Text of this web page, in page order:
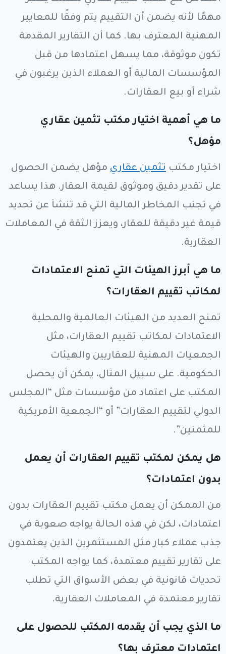
مهمًا لأنه يضمن أن التقييم يتم وفقًا للمعايير
المهنية المعترف بها. كما أن التقارير المقدمة
تكون موثوقة، مما يسهل اعتمادها من قبل
المؤسسات المالية أو العملاء الذين يرغبون في
شراء أو بيع العقارات.
ما هي أهمية اختيار مكتب تثمين عقاري
مؤهل؟
اختيار مكتب تثمين عقاري مؤهل يضمن الحصول
على تقدير دقيق وموثوق لقيمة العقار. هذا يساعد
في تجنب المخاطر المالية التي قد تنشأ عن تحديد
قيمة غير دقيقة للعقار، ويعزز الثقة في المعاملات
العقارية.
ما هي أبرز الهيئات التي تمنح الاعتمادات
لمكاتب تقييم العقارات؟
تمنح العديد من الهيئات العالمية والمحلية
الاعتمادات لمكاتب تقييم العقارات، مثل
الجمعيات المهنية للعقاريين والهيئات
الحكومية. على سبيل المثال، يمكن أن يحصل
المكتب على اعتماد من مؤسسات مثل “المجلس
الدولي لتقييم العقارات” أو “الجمعية الأمريكية
للمثمنين”.
هل يمكن لمكتب تقييم العقارات أن يعمل
بدون اعتمادات؟
من الممكن أن يعمل مكتب تقييم العقارات بدون
اعتمادات، لكن في هذه الحالة يواجه صعوبة في
جذب عملاء كبار مثل المستثمرين الذين يعتمدون
على تقارير تقييم معتمدة، كما يواجه المكتب
تحديات قانونية في بعض الأسواق التي تطلب
تقارير معتمدة في المعاملات العقارية.
ما الذي يجب أن يقدمه المكتب للحصول على
اعتمادات معترف بها؟